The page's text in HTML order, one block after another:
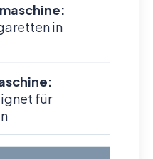
in
für